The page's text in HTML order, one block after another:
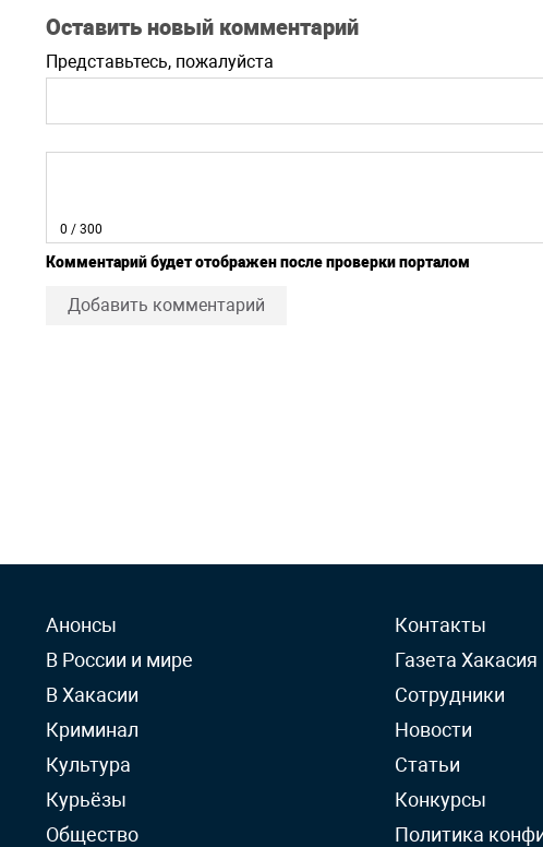
Оставить новый комментарий
Представьтесь, пожалуйста
0 / 300
Комментарий будет отображен после проверки порталом
Добавить комментарий
Анонсы
В России и мире
В Хакасии
Криминал
Культура
Курьёзы
Общество
Контакты
Газета Хакасия
Сотрудники
Новости
Статьи
Конкурсы
Политика